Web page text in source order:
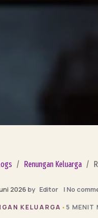
Renungan Keluarga
2026 by Editor | No
KELUARGA • 5 MENIT